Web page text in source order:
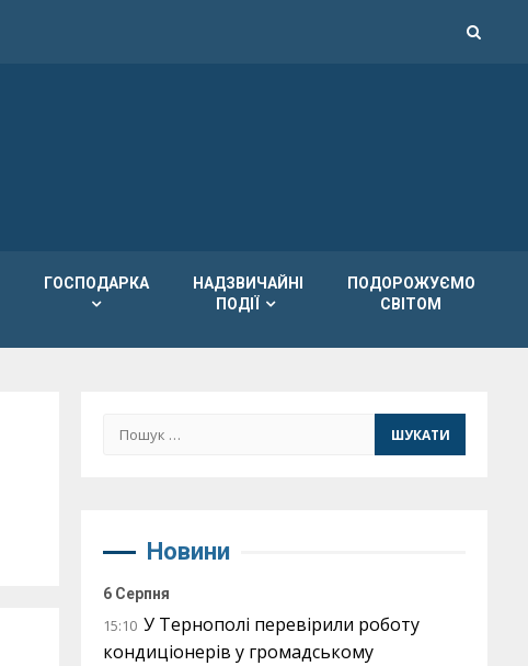
ГОСПОДАРКА
НАДЗВИЧАЙНІ
ПОДІЇ
ПОДОРОЖУЄМО
СВІТОМ
Пошук:
Новини
6 Серпня
15:10 У Тернополі перевірили роботу
кондиціонерів у громадському